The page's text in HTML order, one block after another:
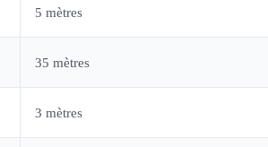
5 mètres
35 mètres
3 mètres